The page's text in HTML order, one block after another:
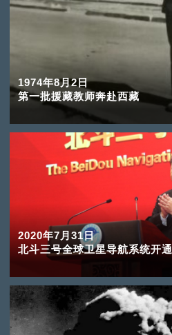
1974年8月2日
第一批援藏教师奔赴西藏
2020年7月31日
北斗三号全球卫星导航系统开通